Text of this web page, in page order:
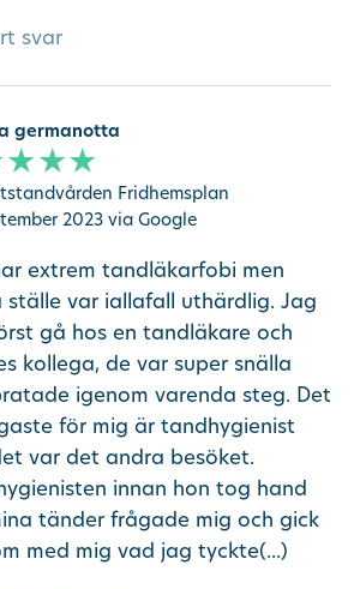
svar
germanotta
Fridhemsplan
2023 via Google
extrem tandläkarfobi men
var iallafall uthärdlig. Jag
gå hos en tandläkare och
kollega, de var super snälla
igenom varenda steg. Det
för mig är tandhygienist
var det andra besöket.
innan hon tog hand
tänder frågade mig och gick
med mig vad jag tyckte(...)